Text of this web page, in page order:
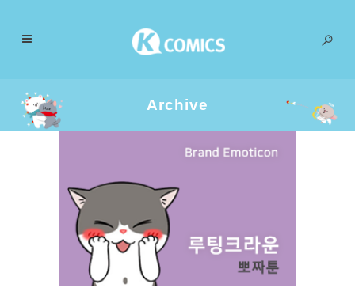
Archive